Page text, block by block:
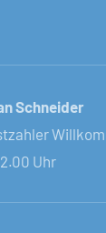
Schneider
Uhr